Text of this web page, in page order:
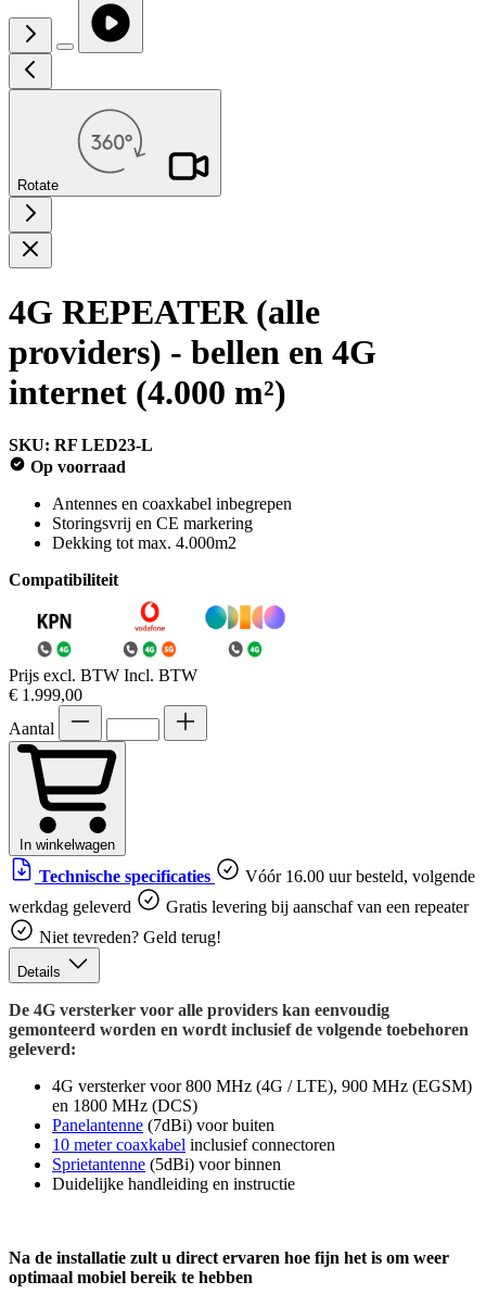
Rotate
4G REPEATER (alle
providers) - bellen en 4G
internet (4.000 m²)
SKU: RF LED23-L
Op voorraad
Antennes en coaxkabel inbegrepen
Storingsvrij en CE markering
Dekking tot max. 4.000m2
Compatibiliteit
Prijs excl. BTW Incl. BTW
€ 1.999,00
Aantal
In winkelwagen
Technische specificaties
Vóór 16.00 uur besteld, volgende
werkdag geleverd
Gratis levering bij aanschaf van een repeater
Niet tevreden? Geld terug!
Details
De 4G versterker voor alle providers kan eenvoudig
gemonteerd worden en wordt inclusief de volgende toebehoren
geleverd:
4G versterker voor 800 MHz (4G / LTE), 900 MHz (EGSM)
en 1800 MHz (DCS)
Panelantenne (7dBi) voor buiten
10 meter coaxkabel inclusief connectoren
Sprietantenne (5dBi) voor binnen
Duidelijke handleiding en instructie
Na de installatie zult u direct ervaren hoe fijn het is om weer
optimaal mobiel bereik te hebben